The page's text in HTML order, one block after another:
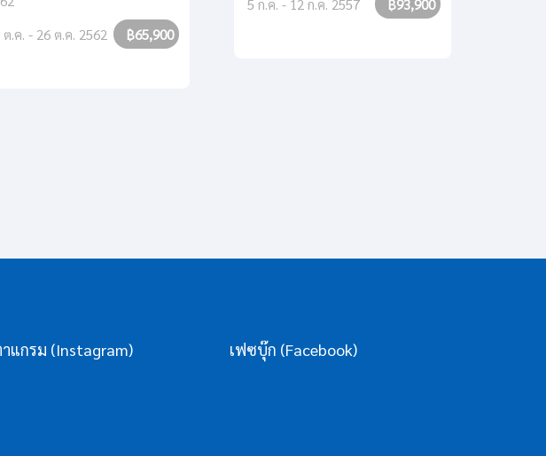
ต.ค. - 26 ต.ค. 2562 ฿65,900
5 ก.ค. - 12 ก.ค. 2557 ฿93,900
แกรม (Instagram) เฟซบุ๊ก (Facebook)